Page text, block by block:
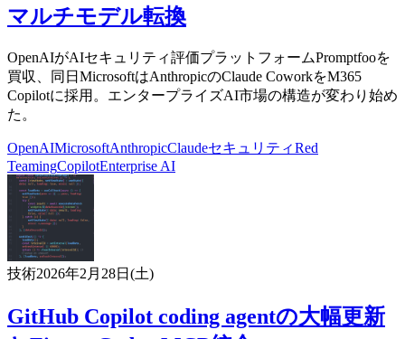
マルチモデル転換
OpenAIがAIセキュリティ評価プラットフォームPromptfooを
買収、同日MicrosoftはAnthropicのClaude CoworkをM365
Copilotに採用。エンタープライズAI市場の構造が変わり始め
た。
OpenAIMicrosoftAnthropicClaudeセキュリティRed
TeamingCopilotEnterprise AI
技術2026年2月28日(土)
GitHub Copilot coding agentの大幅更新